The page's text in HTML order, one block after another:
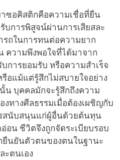
ซอคิสติกคือความเชื่อที่ยืน
การพิสูจน์ผ่านการเสียสละ
ถในการทนต่อความยาก
ความพึงพอใจที่ได้มาจาก
การยอมรับ หรือความสำเร็จ
อแม้แต่รู้สึกไม่สบายใจอย่าง
น บุคคลมักจะรู้สึกถึงความ
ทางศีลธรรมเมื่อต้องเผชิญกับ
สนับสนุนแก่ผู้อื่นด้วยต้นทุน
อน ชีวิตจึงถูกจัดระเบียบรอบ
นยันตัวตนของตนในฐานะ
ตนเอง